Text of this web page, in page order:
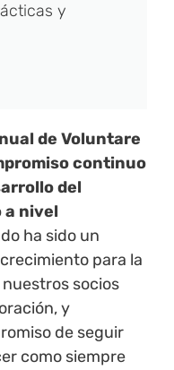
y
de Voluntare
continuo
del
nivel
ha sido un
para la
socios
y
de seguir
como siempre